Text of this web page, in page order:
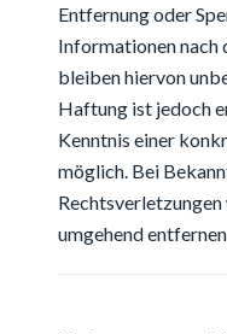
Entfernung oder
Informationen nach
bleiben hiervon
Haftung ist jedoch
Kenntnis einer
möglich. Bei
umgehend entfernen.